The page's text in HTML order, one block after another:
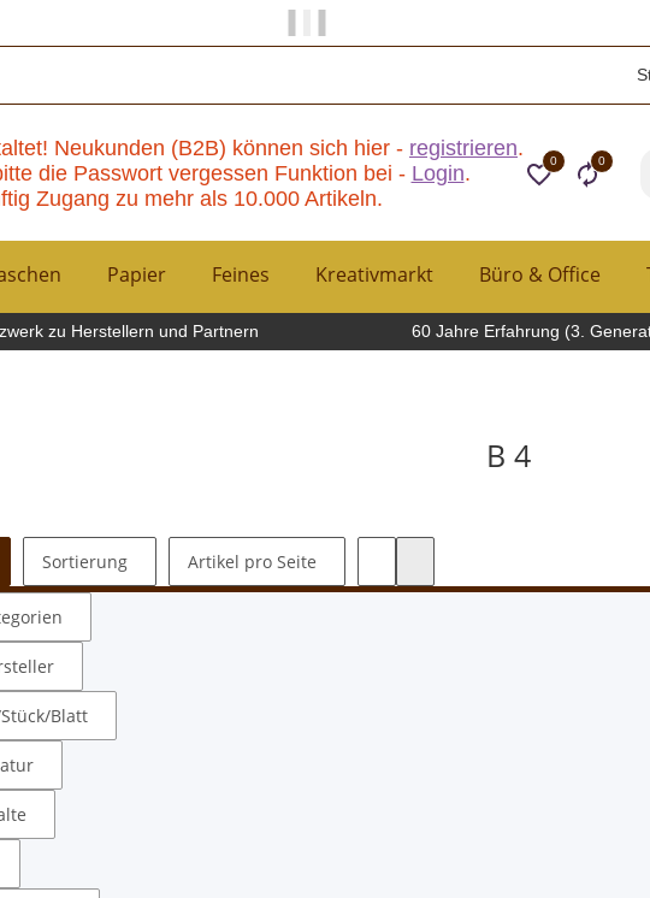
Neukunden (B2B) können sich hier - registrieren.
die Passwort vergessen Funktion bei - Login.
Zugang zu mehr als 10.000 Artikeln.
0 0
Papier Feines Kreativmarkt Büro & Office
zu Herstellern und Partnern 60 Jahre Erfahrung (3.
B 4
Sortierung Artikel pro Seite
Blatt